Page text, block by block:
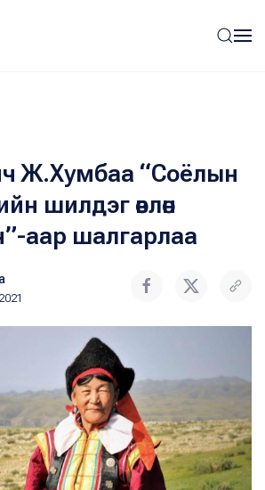
Ж.Хумбаа “Соёлын
шилдэг өвлөн
аар шалгарлаа